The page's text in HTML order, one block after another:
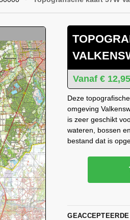
€ 12,95
Deze
omgeving
is zeer geschikt
wateren, bossen
bestand dat is